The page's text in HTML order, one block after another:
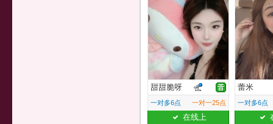
甜甜脆呀
一对多6点 一对一25点
在线上
蕾米
一对多6点